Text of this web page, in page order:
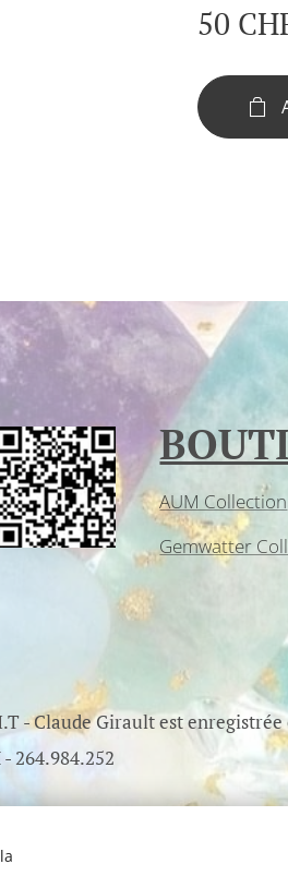
50
AUM Collection
Gemwatter
- Claude Girault est enregistrée
- 264.984.252